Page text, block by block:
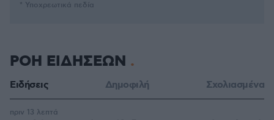
* Υποχρεωτικά πεδία
ΡΟΗ ΕΙΔΗΣΕΩΝ
Ειδήσεις Δημοφιλή Σχολιασμένα
πριν 13 λεπτά